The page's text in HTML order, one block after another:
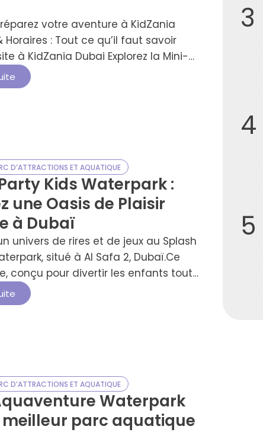
Préparez votre aventure à KidZania
Horaires : Tout ce qu’il faut savoir
à KidZania Dubai Explorez la Mini-
Dubai : Une Aventure Unique pour
pour une Visite Inoubliable à
D’ATTRACTIONS ET AQUATIQUE
Kids Waterpark :
une Oasis de Plaisir
à Dubaï
univers de rires et de jeux au Splash
situé à Al Safa 2, Dubaï.Ce
conçu pour divertir les enfants tout
parents, propose des attractions
ambiance sécurisée et conviviale.
D’ATTRACTIONS ET AQUATIQUE
Waterpark
meilleur parc aquatique
3
4
5